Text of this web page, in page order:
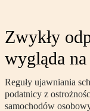
Zwykły
wygląda
Reguły ujawniania
podatnicy z
samochodów